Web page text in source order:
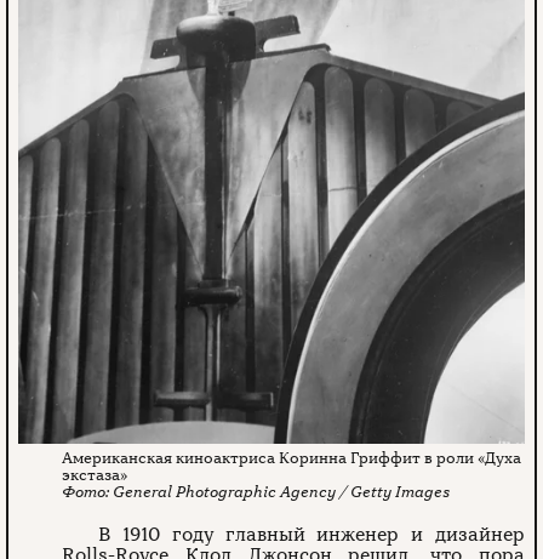
Американская киноактриса Коринна Гриффит в роли «Духа
экстаза»
General Photographic Agency / Getty Images
В 1910 году главный инженер и дизайнер